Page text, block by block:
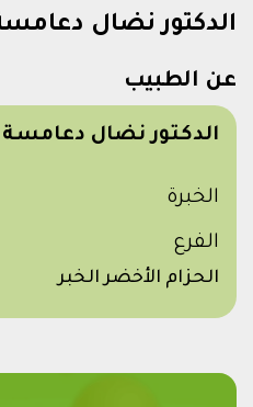
الدكتور نضال
عن الطبيب
الدكتور نضال دعامسة
الخبرة
الفرع
الحزام الأخضر الخبر